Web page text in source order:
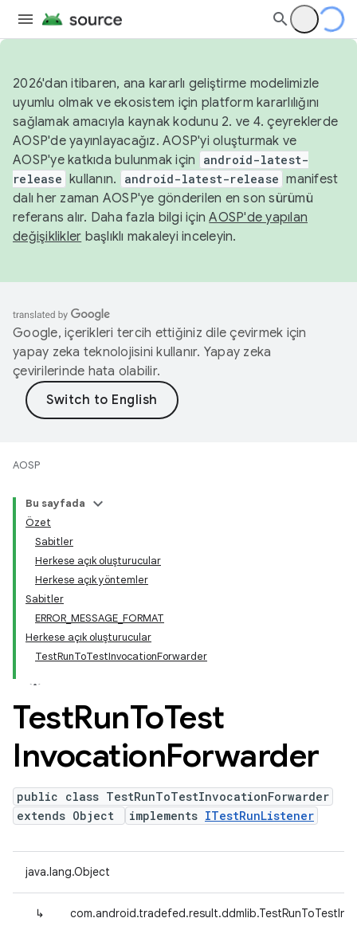
2026'dan itibaren, ana kararlı geliştirme modelimizle
uyumlu olmak ve ekosistem için platform kararlılığını
sağlamak amacıyla kaynak kodunu 2. ve 4. çeyreklerde
AOSP'de yayınlayacağız. AOSP'yi oluşturmak ve
AOSP'ye katkıda bulunmak için
android-latest-
release kullanın. android-latest-release manifest
dalı her zaman AOSP'ye gönderilen en son sürümü
referans alır. Daha fazla bilgi içinAOSP'de yapılan
değişiklikler başlıklı makaleyi inceleyin.
Google, içerikleri tercih ettiğiniz dile çevirmek için
yapay zeka teknolojisini kullanır. Yapay zeka
çevirilerinde hata olabilir.
AOSP
Bu sayfada
Özet
Sabitler
Herkese açık oluşturucular
Herkese açık yöntemler
Sabitler
ERROR_MESSAGE_FORMAT
Herkese açık oluşturucular
TestRunToTestInvocationForwarder
TestRunToTest
InvocationForwarder
public class TestRunToTestInvocationForwarder
extends Object
implements ITestRunListener
java.lang.Object
↳